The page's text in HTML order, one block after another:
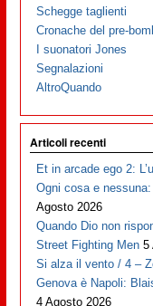
Schegge taglienti
Cronache del pre-
I suonatori Jones
Segnalazioni
AltroQuando
Articoli recenti
Et in arcade ego 2:
Ogni cosa e
Agosto 2026
Quando Dio non
Street Fighting Men 5
Si alza il vento / 4 –
Genova è Napoli:
4 Agosto 2026